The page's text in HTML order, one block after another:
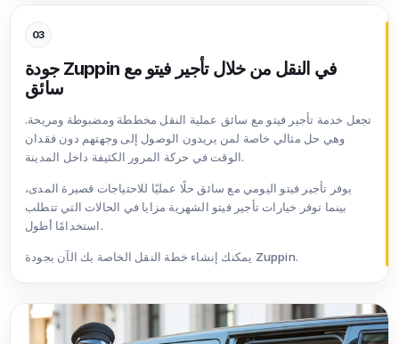
03
جودة Zuppin في النقل من خلال تأجير فيتو مع
سائق
تجعل خدمة تأجير فيتو مع سائق عملية النقل مخططة ومضبوطة ومريحة.
وهي حل مثالي خاصة لمن يريدون الوصول إلى وجهتهم دون فقدان
الوقت في حركة المرور الكثيفة داخل المدينة.
يوفر تأجير فيتو اليومي مع سائق حلًا عمليًا للاحتياجات قصيرة المدى،
بينما توفر خيارات تأجير فيتو الشهرية مزايا في الحالات التي تتطلب
استخدامًا أطول.
يمكنك إنشاء خطة النقل الخاصة بك الآن بجودة Zuppin.